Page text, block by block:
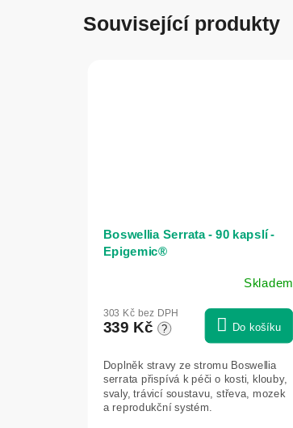
Související produkty
Boswellia Serrata - 90 kapslí -
Epigemic®
produktu
z
5
hvězdiček.
Skladem
303 Kč bez DPH
339 Kč ? Do košíku
Doplněk stravy ze stromu Boswellia
serrata přispívá k péči o kosti, klouby,
svaly, trávicí soustavu, střeva, mozek
a reprodukční systém.